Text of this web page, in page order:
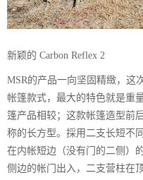
新颖的 Carbon Reflex 2
MSR的产品一向坚固精緻，这
帐篷款式，最大的特色就是重
篷产品相较；这款帐篷造型前
称的长方型。採用二支长短不
在内帐短边（没有门的二侧）
侧边的帐门出入，二支营柱在